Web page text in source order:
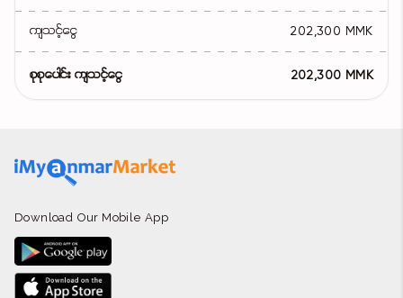
ကျသင့်ငွေ 202,300 MMK
စုစုပေါင်း ကျသင့်ငွေ 202,300 MMK
Download Our Mobile App